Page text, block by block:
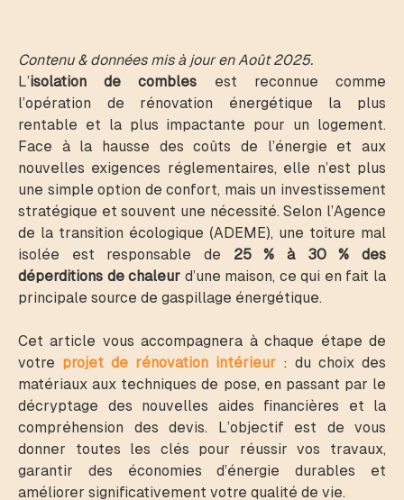
Contenu & données mis à jour en Août 2025.
L’isolation de combles est reconnue comme
l’opération de rénovation énergétique la plus
rentable et la plus impactante pour un logement.
Face à la hausse des coûts de l’énergie et aux
nouvelles exigences réglementaires, elle n’est plus
une simple option de confort, mais un investissement
stratégique et souvent une nécessité. Selon l’Agence
de la transition écologique (ADEME), une toiture mal
isolée est responsable de 25 % à 30 % des
déperditions de chaleur d’une maison, ce qui en fait la
principale source de gaspillage énergétique.
Cet article vous accompagnera à chaque étape de
votre projet de rénovation intérieur : du choix des
matériaux aux techniques de pose, en passant par le
décryptage des nouvelles aides financières et la
compréhension des devis. L’objectif est de vous
donner toutes les clés pour réussir vos travaux,
garantir des économies d’énergie durables et
améliorer significativement votre qualité de vie.